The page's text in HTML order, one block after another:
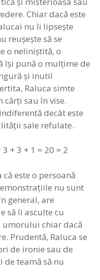
Chiar dacă este
nu îi lipseşte
reuşeşte să se
o neliniştită, o
îşi pună o mulţime de
şi inutil
Raluca simte
cărţi sau în vise.
decât este
sale refulate.
3 + 3 + 1 = 20 = 2
este o persoană
nu sunt
general, are
să îi asculte cu
chiar dacă
Prudentă, Raluca se
de ironie sau de
teamă să nu